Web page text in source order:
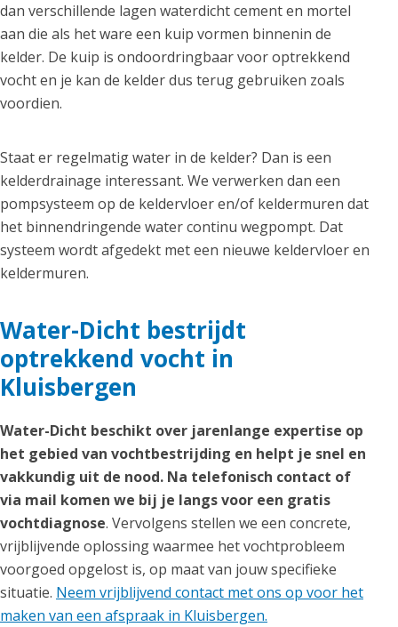
dan verschillende lagen waterdicht cement en mortel
aan die als het ware een kuip vormen binnenin de
kelder. De kuip is ondoordringbaar voor optrekkend
vocht en je kan de kelder dus terug gebruiken zoals
voordien.
Staat er regelmatig water in de kelder? Dan is een
kelderdrainage interessant. We verwerken dan een
pompsysteem op de keldervloer en/of keldermuren dat
het binnendringende water continu wegpompt. Dat
systeem wordt afgedekt met een nieuwe keldervloer en
keldermuren.
Water-Dicht bestrijdt
optrekkend vocht in
Kluisbergen
Water-Dicht beschikt over jarenlange expertise op
het gebied van vochtbestrijding en helpt je snel en
vakkundig uit de nood. Na telefonisch contact of
via mail komen we bij je langs voor een gratis
vochtdiagnose. Vervolgens stellen we een concrete,
vrijblijvende oplossing waarmee het vochtprobleem
voorgoed opgelost is, op maat van jouw specifieke
situatie. Neem vrijblijvend contact met ons op voor het
maken van een afspraak in Kluisbergen.